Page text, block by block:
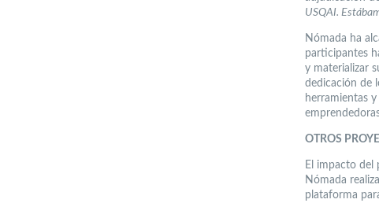
USQAI.
Nómada ha
participantes
y materializar
dedicación de
herramientas
OTROS
El impacto del
Nómada
plataforma